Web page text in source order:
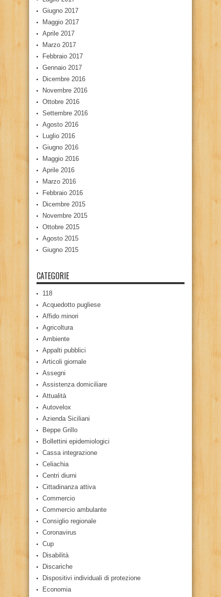
Giugno 2017
Maggio 2017
Aprile 2017
Marzo 2017
Febbraio 2017
Gennaio 2017
Dicembre 2016
Novembre 2016
Ottobre 2016
Settembre 2016
Agosto 2016
Luglio 2016
Giugno 2016
Maggio 2016
Aprile 2016
Marzo 2016
Febbraio 2016
Dicembre 2015
Novembre 2015
Ottobre 2015
Agosto 2015
Giugno 2015
CATEGORIE
118
Acquedotto pugliese
Affido minori
Agricoltura
Ambiente
Appalti pubblici
Articoli giornale
Assegni
Assistenza domiciliare
Attualità
Autovelox
Azienda Siciliani
Beppe Grillo
Bollettini epidemiologici
Cassa integrazione
Celiachia
Centri diurni
Cittadinanza attiva
Commercio
Commercio ambulante
Consiglio regionale
Coronavirus
Cup
Disabilità
Discariche
Dispositivi individuali di protezione
Economia